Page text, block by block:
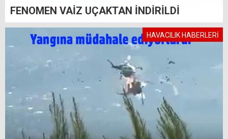
FENOMEN VAİZ UÇAKTAN İNDİRİLDİ
HAVACILIK HABERLERİ